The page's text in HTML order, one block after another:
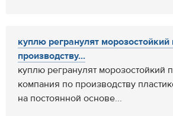
куплю регранулят
производству...
куплю регранулят морозостойкий
компания по производству
на постоянной основе...